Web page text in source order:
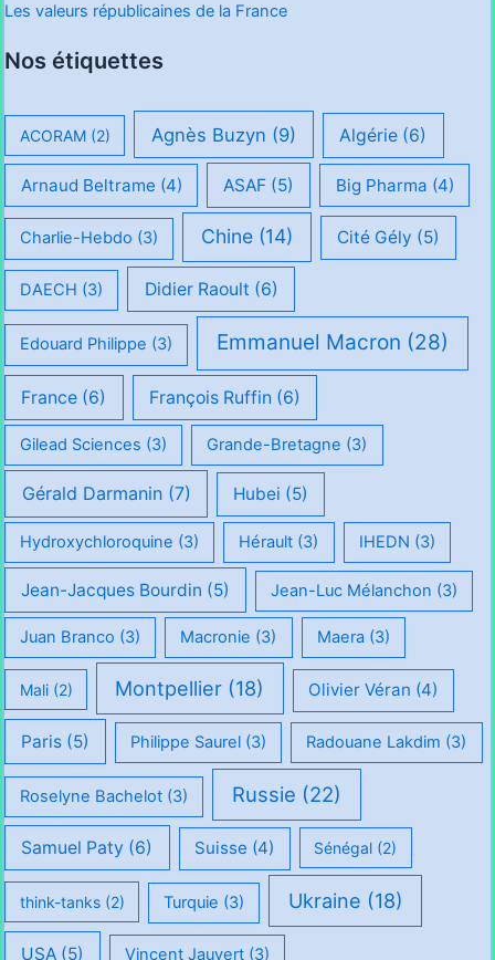
Les valeurs républicaines de la France
Nos étiquettes
ACORAM(2) Agnès Buzyn (9) Algérie (6)
Arnaud Beltrame (4) ASAF (5) Big Pharma (4)
Charlie-Hebdo (3) Chine (14) Cité Gély (5)
DAECH (3) Didier Raoult (6)
Edouard Philippe (3) Emmanuel Macron (28)
France (6) François Ruffin (6)
Gilead Sciences (3) Grande-Bretagne (3)
Gérald Darmanin(7) Hubei (5)
Hydroxychloroquine (3) Hérault (3) IHEDN (3)
Jean-Jacques Bourdin (5) Jean-Luc Mélanchon (3)
Juan Branco (3) Macronie (3) Maera (3)
Mali(2) Montpellier (18) Olivier Véran (4)
Paris(5) Philippe Saurel (3) Radouane Lakdim (3)
Roselyne Bachelot (3) Russie (22)
Samuel Paty (6) Suisse (4) Sénégal (2)
think-tanks(2) Turquie (3) Ukraine (18)
USA(5) Vincent Jauvert (3)